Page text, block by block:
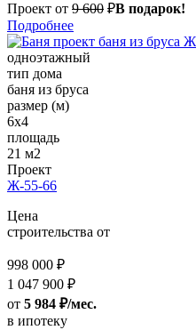
Проект от 9 600 ₽В подарок!
Подробнее
одноэтажный
тип дома
баня из бруса
размер (м)
6x4
площадь
21 м2
Проект
Ж-55-66
Цена
строительства от
998 000 ₽
1 047 900 ₽
от 5 984 ₽/мес.
в ипотеку